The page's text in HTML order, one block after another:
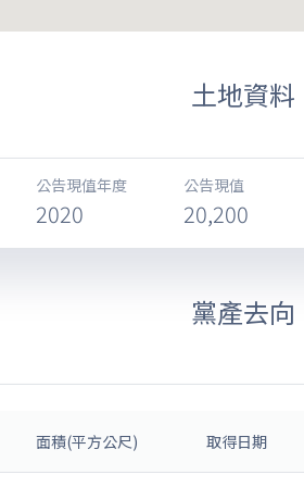
土地資料
公告現值年度
2020
公告現值
20,200
黨產去向
面積(平方公尺) 取得日期